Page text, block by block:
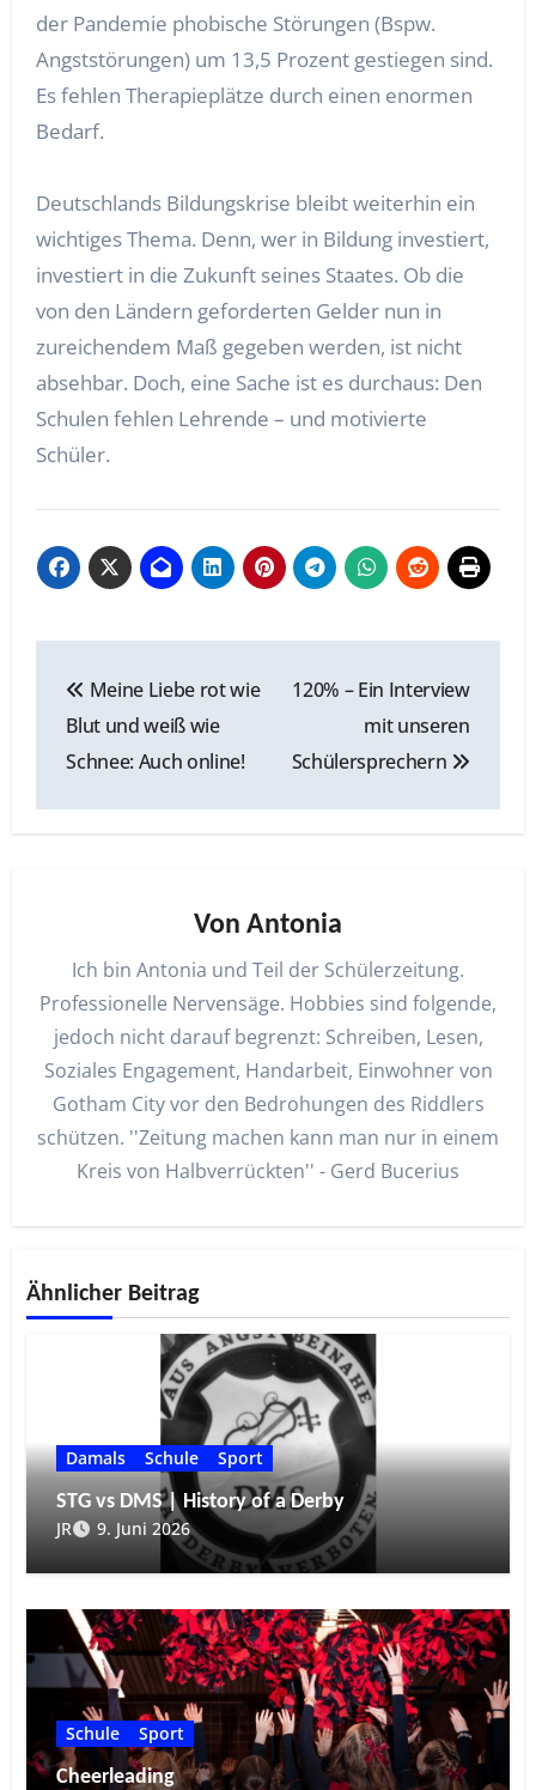
der Pandemie phobische Störungen (Bspw.
Angststörungen) um 13,5 Prozent gestiegen sind.
Es fehlen Therapieplätze durch einen enormen
Bedarf.
Deutschlands Bildungskrise bleibt weiterhin ein
wichtiges Thema. Denn, wer in Bildung investiert,
investiert in die Zukunft seines Staates. Ob die
von den Ländern geforderten Gelder nun in
zureichendem Maß gegeben werden, ist nicht
absehbar. Doch, eine Sache ist es durchaus: Den
Schulen fehlen Lehrende – und motivierte
Schüler.
Meine Liebe rot wie
Blut und weiß wie
Schnee: Auch online!
120% – Ein Interview
mit unseren
Schülersprechern
Von Antonia
Ich bin Antonia und Teil der Schülerzeitung.
Professionelle Nervensäge. Hobbies sind folgende,
jedoch nicht darauf begrenzt: Schreiben, Lesen,
Soziales Engagement, Handarbeit, Einwohner von
Gotham City vor den Bedrohungen des Riddlers
schützen. ''Zeitung machen kann man nur in einem
Kreis von Halbverrückten'' - Gerd Bucerius
Ähnlicher Beitrag
Damals Schule
Sport
STG vs DMS | History of a Derby
JR
9. Juni 2026
Schule
Sport
Cheerleading